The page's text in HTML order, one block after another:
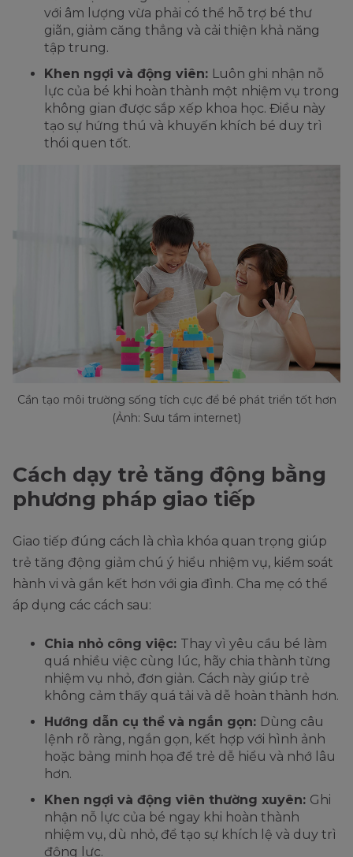
với âm lượng vừa phải có thể hỗ trợ bé thư
giãn, giảm căng thẳng và cải thiện khả năng
tập trung.
Khen ngợi và động viên: Luôn ghi nhận nỗ
lực của bé khi hoàn thành một nhiệm vụ trong
không gian được sắp xếp khoa học. Điều này
tạo sự hứng thú và khuyến khích bé duy trì
thói quen tốt.
Cần tạo môi trường sống tích cực để bé phát triển tốt hơn
(Ảnh: Sưu tầm internet)
Cách dạy trẻ tăng động bằng
phương pháp giao tiếp
Giao tiếp đúng cách là chìa khóa quan trọng giúp
trẻ tăng động giảm chú ý hiểu nhiệm vụ, kiểm soát
hành vi và gắn kết hơn với gia đình. Cha mẹ có thể
áp dụng các cách sau:
Chia nhỏ công việc: Thay vì yêu cầu bé làm
quá nhiều việc cùng lúc, hãy chia thành từng
nhiệm vụ nhỏ, đơn giản. Cách này giúp trẻ
không cảm thấy quá tải và dễ hoàn thành hơn.
Hướng dẫn cụ thể và ngắn gọn: Dùng câu
lệnh rõ ràng, ngắn gọn, kết hợp với hình ảnh
hoặc bảng minh họa để trẻ dễ hiểu và nhớ lâu
hơn.
Khen ngợi và động viên thường xuyên: Ghi
nhận nỗ lực của bé ngay khi hoàn thành
nhiệm vụ, dù nhỏ, để tạo sự khích lệ và duy trì
động lực.